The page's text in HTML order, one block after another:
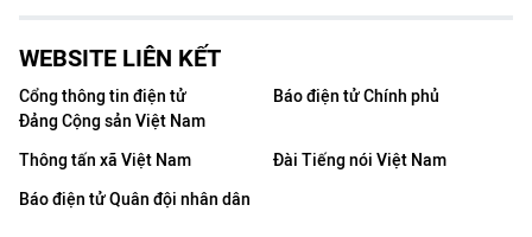
WEBSITE LIÊN KẾT
Cổng thông tin điện tử
Đảng Cộng sản Việt Nam
Báo điện tử Chính phủ
Thông tấn xã Việt Nam
Đài Tiếng nói Việt Nam
Báo điện tử Quân đội nhân dân